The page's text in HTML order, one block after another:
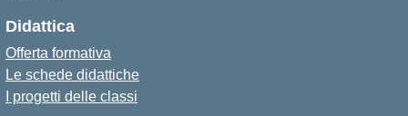
Didattica
Offerta formativa
Le schede didattiche
I progetti delle classi